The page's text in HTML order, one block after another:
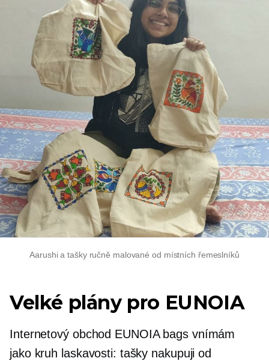
Aarushi a tašky ručně malované od místních řemeslníků
Velké plány pro EUNOIA
Internetový obchod EUNOIA bags vnímám
jako kruh laskavosti: tašky nakupuji od